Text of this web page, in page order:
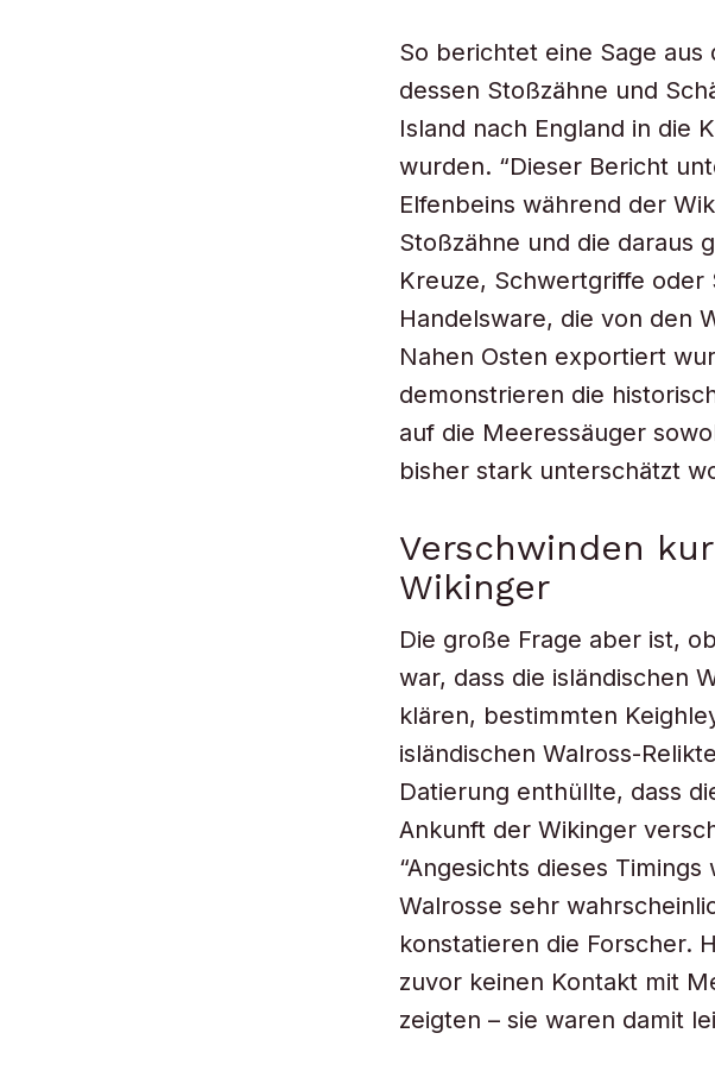
So berichtet eine Sage
dessen Stoßzähne und
Island nach England in die
wurden. “Dieser Bericht
Elfenbeins während der
Stoßzähne und die daraus
Kreuze, Schwertgriffe
Handelsware, die von den
Nahen Osten exportiert
demonstrieren die
auf die Meeressäuger
bisher stark unterschätzt
Verschwinden
Wikinger
Die große Frage aber ist,
war, dass die isländischen
klären, bestimmten
isländischen Walross-
Datierung enthüllte, dass
Ankunft der Wikinger
“Angesichts dieses
Walrosse sehr
konstatieren die Forscher.
zuvor keinen Kontakt mit
zeigten – sie waren damit